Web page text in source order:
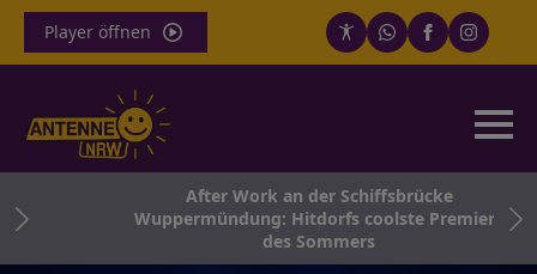
Player öffnen
After Work an der Schiffsbrücke
Wuppermündung: Hitdorfs coolste Premiere
des Sommers